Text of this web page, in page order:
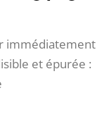
immédiatement
et épurée :